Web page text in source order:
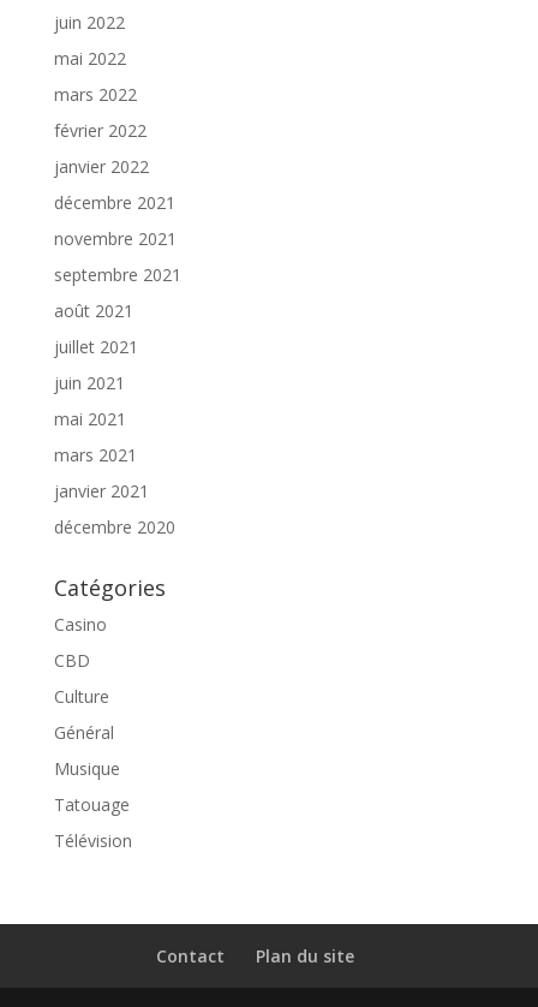
juin 2022
mai 2022
mars 2022
février 2022
janvier 2022
décembre 2021
novembre 2021
septembre 2021
août 2021
juillet 2021
juin 2021
mai 2021
mars 2021
janvier 2021
décembre 2020
Catégories
Casino
CBD
Culture
Général
Musique
Tatouage
Télévision
Contact Plan du site